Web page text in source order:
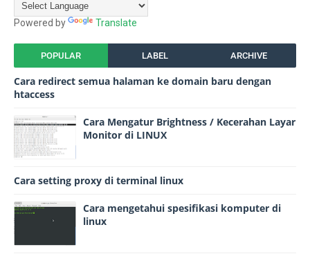
Powered by Translate
POPULAR LABEL ARCHIVE
Cara redirect semua halaman ke domain baru dengan
htaccess
Cara Mengatur Brightness / Kecerahan Layar
Monitor di LINUX
Cara setting proxy di terminal linux
Cara mengetahui spesifikasi komputer di
linux